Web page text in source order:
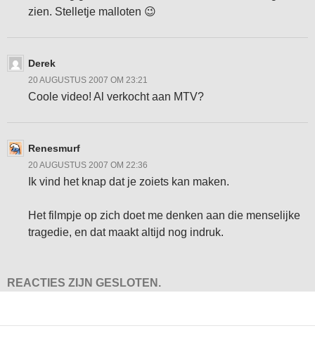
zien. Stelletje malloten 😉
Derek
20 AUGUSTUS 2007 OM 23:21
Coole video! Al verkocht aan MTV?
Renesmurf
20 AUGUSTUS 2007 OM 22:36
Ik vind het knap dat je zoiets kan maken.
Het filmpje op zich doet me denken aan die menselijke
tragedie, en dat maakt altijd nog indruk.
REACTIES ZIJN GESLOTEN.